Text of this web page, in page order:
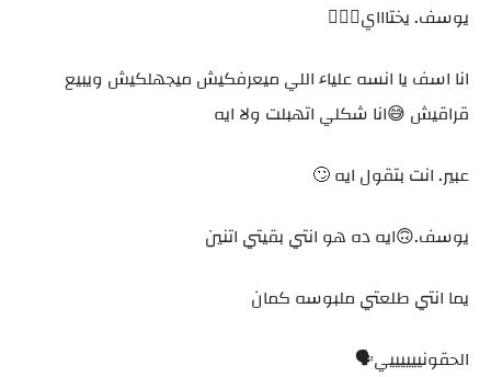
يوسف. يختاااي🙆🏻‍♂️
انا اسف يا انسه علياء اللي ميعرفكيش ميجهلكيش ويبيع
قراقيش 😅انا شكلي اتهبلت ولا ايه
عبير. انت بتقول ايه 🙄
يوسف.🙃ايه ده هو انتي بقيتي اتنين
يما انتي طلعتي ملبوسه كمان
الحقونييييييي🗣️